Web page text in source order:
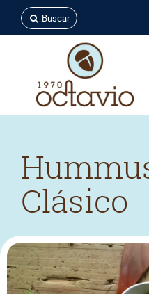
Buscar
Clásico